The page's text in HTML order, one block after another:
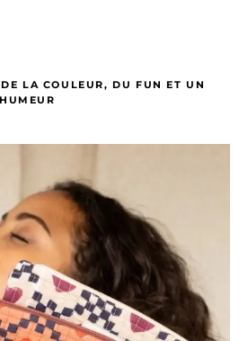
LA COULEUR, DU FUN ET UN